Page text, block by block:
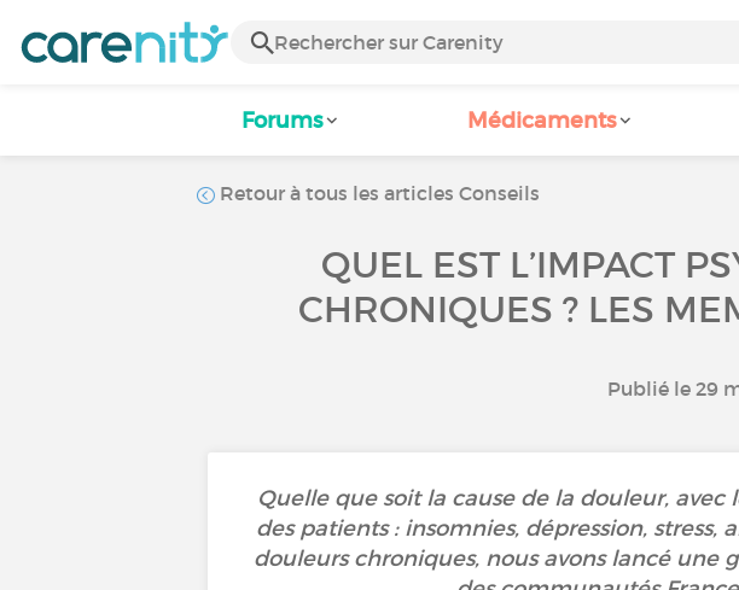
Forums Médicaments
Retour à tous les articles Conseils
QUEL EST L’IMPACT
CHRONIQUES ? LES
Publié le 29
Quelle que soit la cause de la douleur,
des patients : insomnies, dépression,
douleurs chroniques, nous avons lancé une